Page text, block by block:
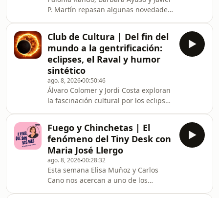
P. Martín repasan algunas novedades
Además, comentan con Marita Alonso
la polémica hiperdelgadez de Ariana
Grande y Mariona Terés, José María
del Castillo y Antonio Rincón Cano
hablan de su obra de teatro "Las que
gritan".&nbsp;
Club de Cultura | Del fin del
mundo a la gentrificación:
eclipses, el Raval y humor
sintético
ago. 8, 202600:50:46
Álvaro Colomer y Jordi Costa exploran
la fascinación cultural por los eclipses
representaciones metafóricas y
técnicas en la ciencia ficción y el cine
clásico en celuloide&nbsp;hasta el
uso literario del "truco del eclipse"
como símbolo de superioridad. A
continuación, el programa se traslada
a la realidad urbana con una
Fuego y Chinchetas | El
fenómeno del Tiny Desk con
Maria José Llergo
ago. 8, 202600:28:32
Esta semana Elisa Muñoz y Carlos
Cano nos acercan a uno de los